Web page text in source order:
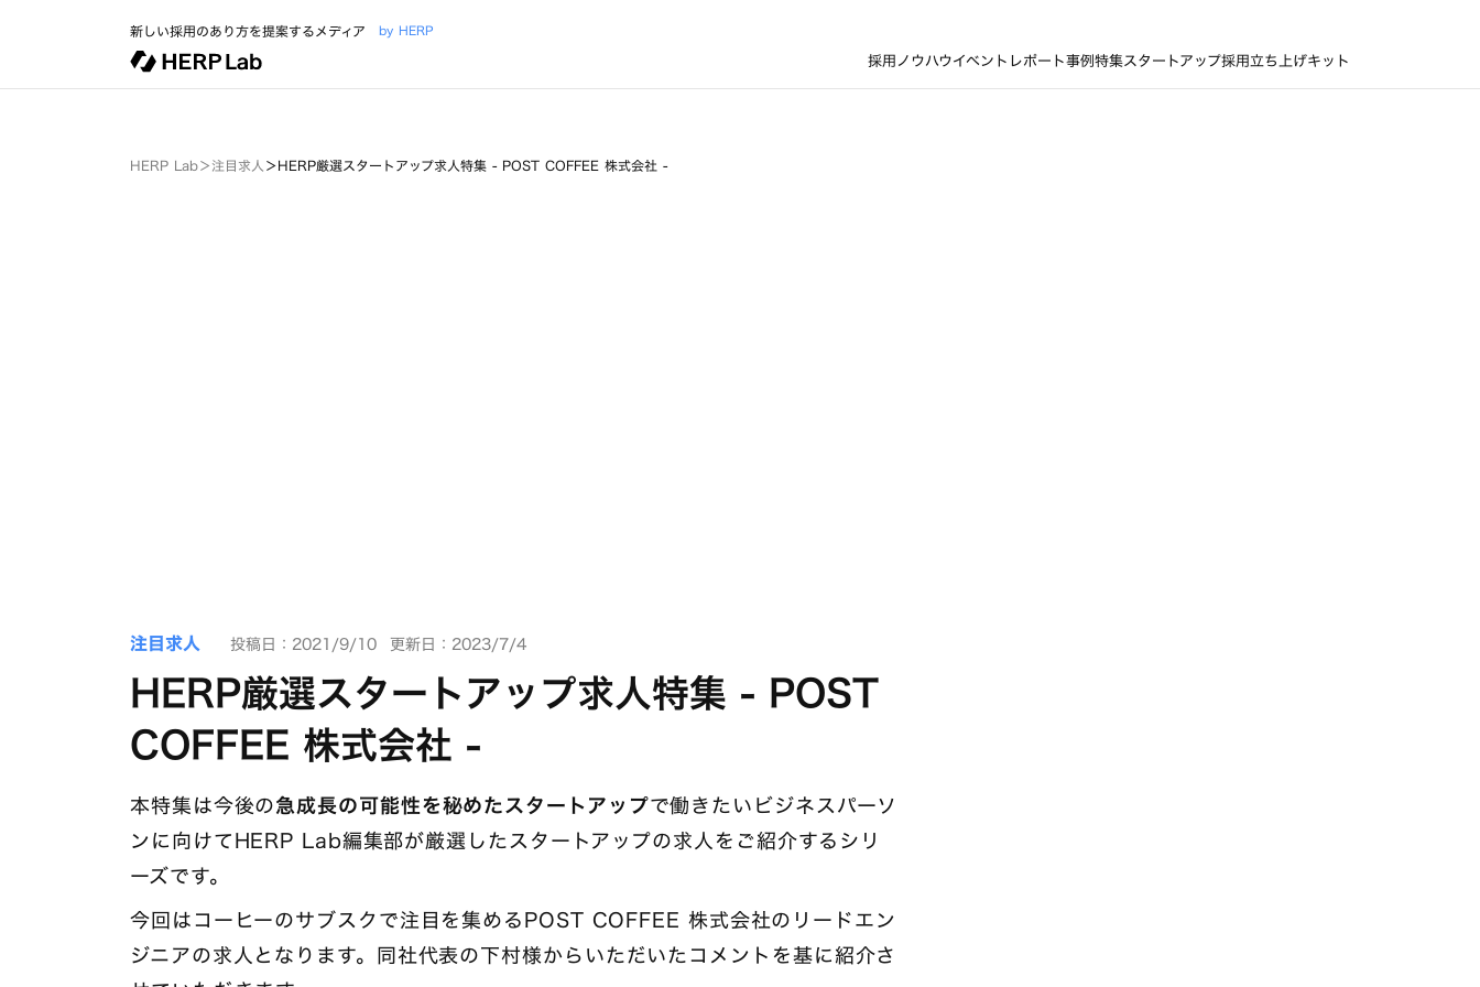
新しい採用のあり方を提案するメディア by HERP
採用ノウハウイベントレポート事例特集スタートアップ採用立ち上げキット
HERP Lab＞注目求人＞HERP厳選スタートアップ求人特集 - POST COFFEE 株式会社 -
注目求人 投稿日：2021/9/10 更新日：2023/7/4
HERP厳選スタートアップ求人特集 - POST
COFFEE 株式会社 -
本特集は今後の急成長の可能性を秘めたスタートアップで働きたいビジネスパーソ
ンに向けてHERP Lab編集部が厳選したスタートアップの求人をご紹介するシリ
ーズです。
今回はコーヒーのサブスクで注目を集めるPOST COFFEE 株式会社のリードエン
ジニアの求人となります。同社代表の下村様からいただいたコメントを基に紹介さ